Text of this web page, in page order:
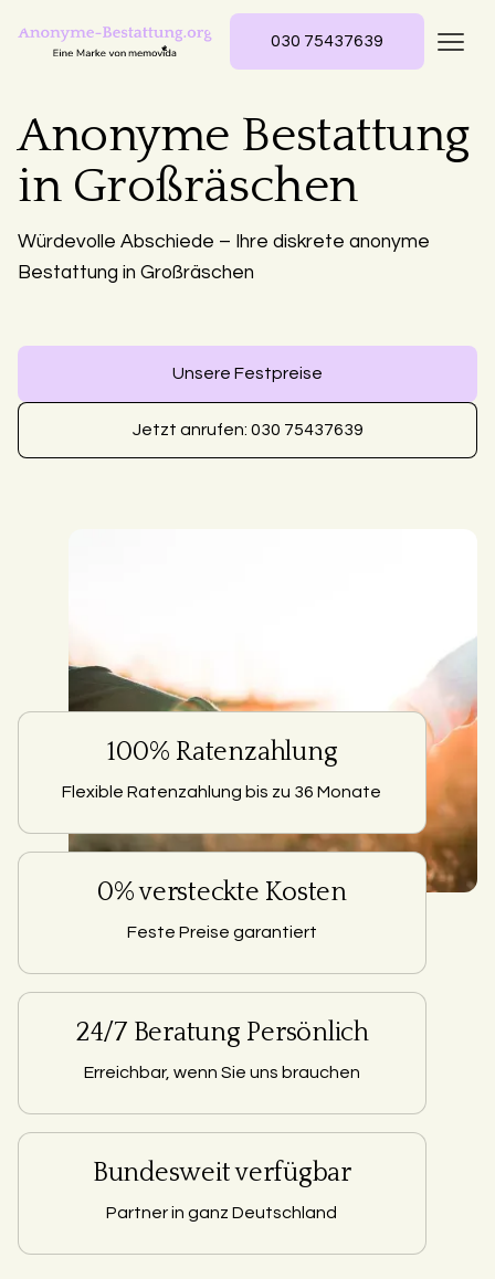
030 75437639
Anonyme Bestattung
in Großräschen
Würdevolle Abschiede – Ihre diskrete anonyme
Bestattung in Großräschen
Unsere Festpreise
Jetzt anrufen: 030 75437639
100% Ratenzahlung
Flexible Ratenzahlung bis zu 36 Monate
0% versteckte Kosten
Feste Preise garantiert
24/7 Beratung Persönlich
Erreichbar, wenn Sie uns brauchen
Bundesweit verfügbar
Partner in ganz Deutschland